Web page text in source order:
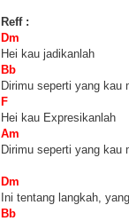
Reff :
Dm
Hei kau jadikanlah
Bb
Dirimu seperti yang kau
F
Hei kau Expresikanlah
Am
Dirimu seperti yang kau
Dm
Ini tentang langkah,
Bb